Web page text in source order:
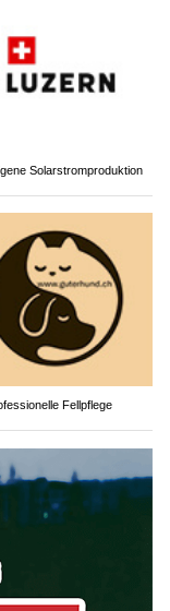
Solarstromproduktion
Fellpflege